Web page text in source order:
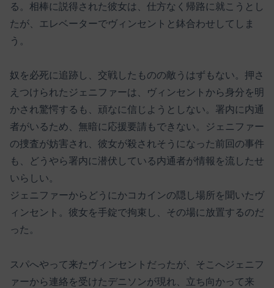
る。相棒に説得された彼女は、仕方なく帰路に就こうとし
たが、エレベーターでヴィンセントと鉢合わせしてしま
う。
奴を必死に追跡し、交戦したものの敵うはずもない。押さ
えつけられたジェニファーは、ヴィンセントから身分を明
かされ驚愕するも、頑なに信じようとしない。署内に内通
者がいるため、無暗に応援要請もできない。ジェニファー
の捜査が妨害され、彼女が殺されそうになった前回の事件
も、どうやら署内に潜伏している内通者が情報を流したせ
いらしい。
ジェニファーからどうにかコカインの隠し場所を聞いたヴ
ィンセント。彼女を手錠で拘束し、その場に放置するのだ
った。
スパへやって来たヴィンセントだったが、そこへジェニフ
ァーから連絡を受けたデニソンが現れ、立ち向かって来